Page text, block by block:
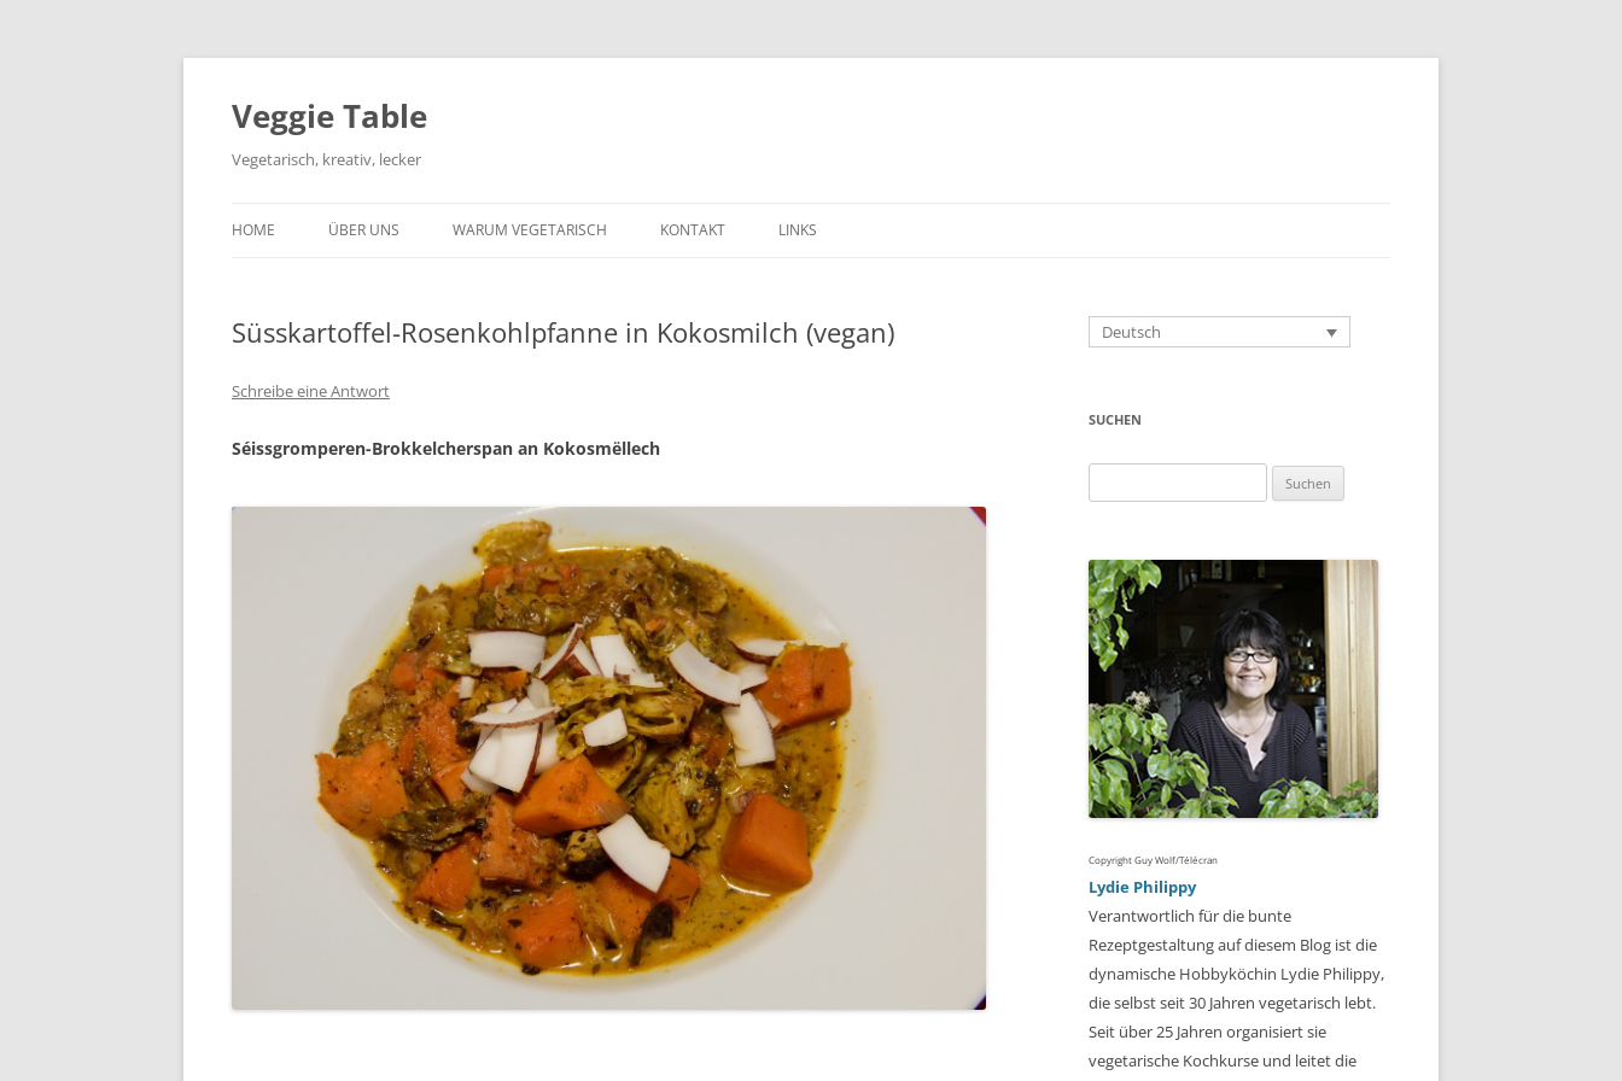
Zum
Veggie Table
Vegetarisch, kreativ, lecker
HOME ÜBER UNS WARUM VEGETARISCH KONTAKT LINKS
Süsskartoffel-Rosenkohlpfanne in Kokosmilch (vegan)
Schreibe eine Antwort
Séissgromperen-Brokkelcherspan an Kokosmëllech
Deutsch
SUCHEN
nach:
Copyright Guy Wolf/Télécran
Lydie Philippy
Verantwortlich für die bunte
Rezeptgestaltung auf diesem Blog ist die
dynamische Hobbyköchin Lydie Philippy,
die selbst seit 30 Jahren vegetarisch lebt.
Seit über 25 Jahren organisiert sie
vegetarische Kochkurse und leitet die